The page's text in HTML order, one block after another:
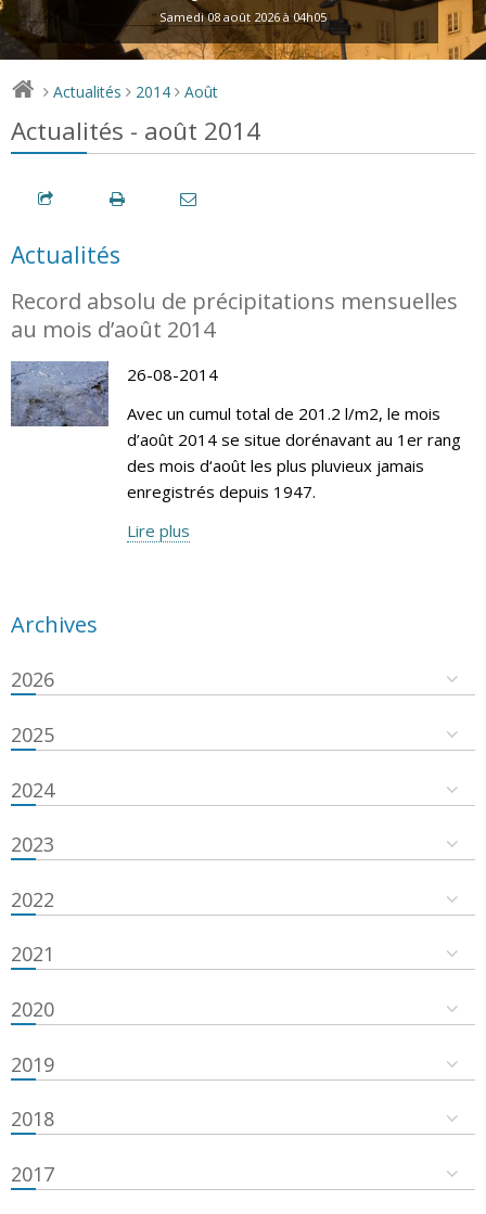
Samedi 08 août 2026 à 04h05
> Actualités > 2014 > Août
Actualités - août 2014
Actualités
Record absolu de précipitations mensuelles
au mois d’août 2014
26-08-2014
Avec un cumul total de 201.2 l/m2, le mois
d’août 2014 se situe dorénavant au 1er rang
des mois d‘août les plus pluvieux jamais
enregistrés depuis 1947.
Lire plus
Archives
2026
2025
2024
2023
2022
2021
2020
2019
2018
2017